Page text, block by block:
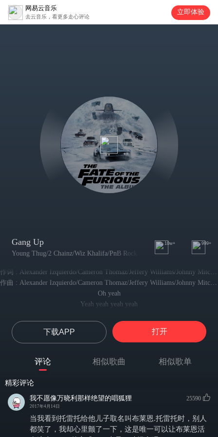
网易云音乐
去云音乐，看更多走心评论
立即体验
Gang Up
Young Thug/2 Chainz/Wiz Khalifa/PnB Rock
10w+ 999+
Oh yeah
Yeah yeah yeah yeah
我跟着原班人马联袂将至，咱们准备卷土重来
Switching lanes it's a thang every time we show up
你这残疾，窝囊，废物，怎与我们相比
'Cause you know we blowed up
We stay down
我们保持低调
下载APP 打开
评论 相似歌曲 相似歌单
精彩评论
我不愿像万晓利那样绝望的唱狐狸
2017年4月14日
25590
当我看到托雷托给他儿子取名叫布莱恩.托雷托时，别人
都笑了，我却心里颤了一下，这是唯一可以让布莱恩活